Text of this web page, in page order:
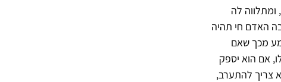
ומתלווה לה
האדם חי תהיה
מכך שאם
אם הוא יספק
צריך להתערב,